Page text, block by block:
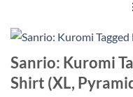
Sanrio: Kuromi
Shirt (XL,